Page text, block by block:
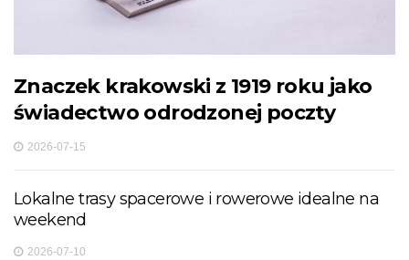
Znaczek krakowski z 1919 roku jako
świadectwo odrodzonej poczty
2026-07-15
Lokalne trasy spacerowe i rowerowe idealne na
weekend
2026-07-10